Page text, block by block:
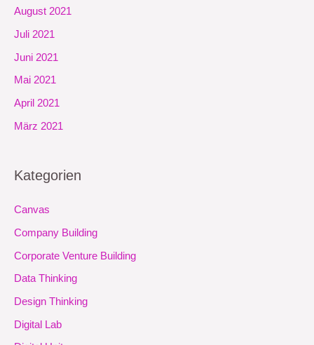
August 2021
Juli 2021
Juni 2021
Mai 2021
April 2021
März 2021
Kategorien
Canvas
Company Building
Corporate Venture Building
Data Thinking
Design Thinking
Digital Lab